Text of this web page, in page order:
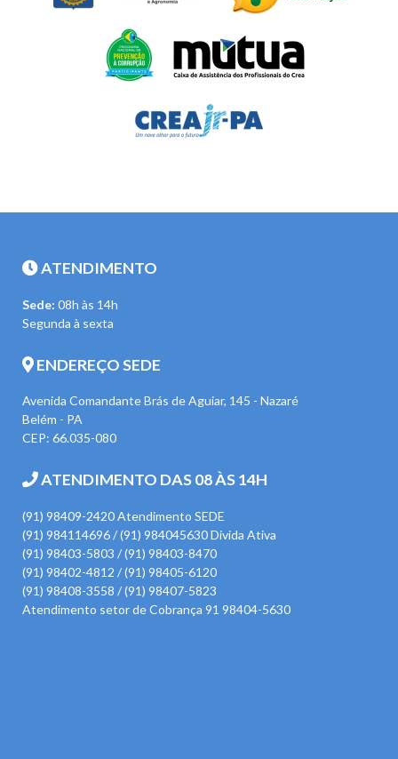
ATENDIMENTO
Sede: 08h às 14h
Segunda à sexta
ENDEREÇO SEDE
Avenida Comandante Brás de Aguiar, 145 - Nazaré
Belém - PA
CEP: 66.035-080
ATENDIMENTO DAS 08 ÀS 14H
(91) 98409-2420 Atendimento SEDE
(91) 984114696 / (91) 984045630 Divida Ativa
(91) 98403-5803 / (91) 98403-8470
(91) 98402-4812 / (91) 98405-6120
(91) 98408-3558 / (91) 98407-5823
Atendimento setor de Cobrança 91 98404-5630